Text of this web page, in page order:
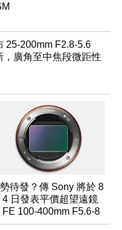
25-200mm F2.8-5.6
，廣角至中焦段微距性
待發？傳 Sony 將於 8
4 日發表平價超望遠鏡
FE 100-400mm F5.6-8